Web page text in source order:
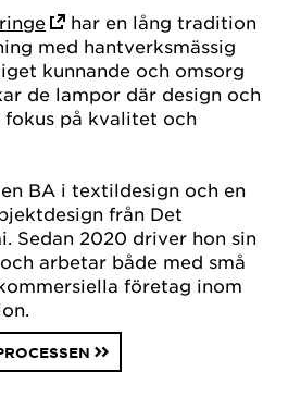
har en lång tradition
med hantverksmässig
kunnande och omsorg
de lampor där design och
på kvalitet och
BA i textildesign och en
från Det
Sedan 2020 driver hon sin
arbetar både med små
företag inom